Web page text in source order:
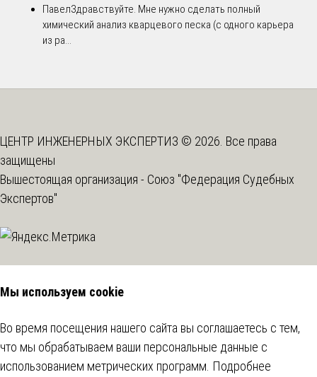
ПавелЗдравствуйте. Мне нужно сделать полный
химический анализ кварцевого песка (с одного карьера
из ра...
ЦЕНТР ИНЖЕНЕРНЫХ ЭКСПЕРТИЗ © 2026. Все права
защищены
Вышестоящая организация - Союз "Федерация Судебных
Экспертов"
Мы используем cookie
Во время посещения нашего сайта вы соглашаетесь с тем,
что мы обрабатываем ваши персональные данные с
использованием метрических программ. Подробнее